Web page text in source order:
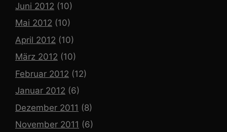
Juni 2012 (10)
Mai 2012 (10)
April 2012 (10)
März 2012 (10)
Februar 2012 (12)
Januar 2012 (6)
Dezember 2011 (8)
November 2011 (6)